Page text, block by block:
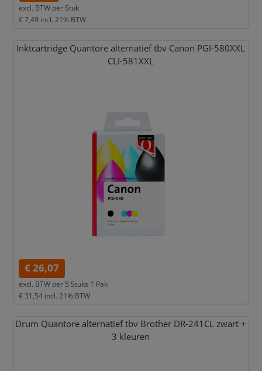
excl. BTW per Stuk
€ 7,49 incl. 21% BTW
Inktcartridge Quantore alternatief tbv Canon PGI-580XXL
CLI-581XXL
€ 26,07
excl. BTW per 5 Stuks 1 Pak
€ 31,54 incl. 21% BTW
Drum Quantore alternatief tbv Brother DR-241CL zwart +
3 kleuren